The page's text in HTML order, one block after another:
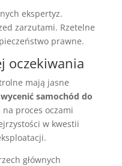
ekspertyz.
zarzutami. Rzetelne
prawne.
oczekiwania
mają jasne
samochód do
proces oczami
w kwestii
głównych